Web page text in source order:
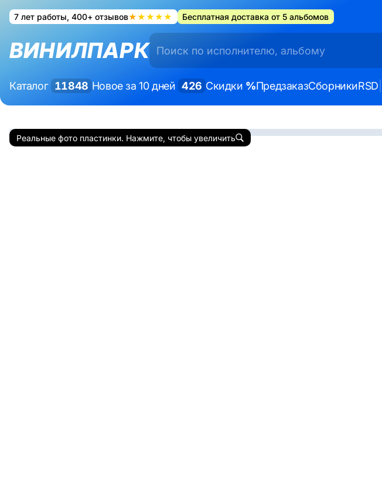
7 лет работы, 400+ отзывов★★★★★ Бесплатная доставка от 5 альбомов
ВИНИЛПАРК
Каталог 11848 Новое за 10 дней 426 Скидки %ПредзаказСборникиRSD
Реальные фото пластинки. Нажмите, чтобы увеличить